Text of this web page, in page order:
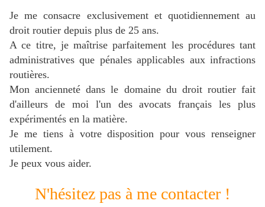
Je me consacre exclusivement et quotidiennement au
droit routier depuis plus de 25 ans.
A ce titre, je maîtrise parfaitement les procédures tant
administratives que pénales applicables aux infractions
routières.
Mon ancienneté dans le domaine du droit routier fait
d'ailleurs de moi l'un des avocats français les plus
expérimentés en la matière.
Je me tiens à votre disposition pour vous renseigner
utilement.
Je peux vous aider.
N'hésitez pas à me contacter !